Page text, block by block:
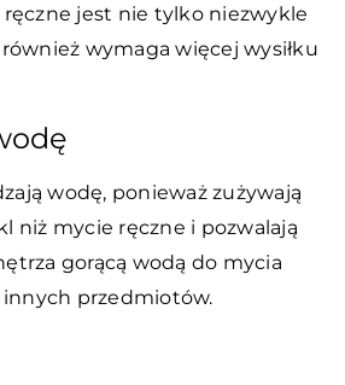
ręczne jest nie tylko niezwykle
również wymaga więcej wysiłku
wodę, ponieważ zużywają
niż mycie ręczne i pozwalają
gorącą wodą do mycia
przedmiotów.